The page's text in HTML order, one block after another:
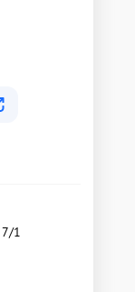
7/1